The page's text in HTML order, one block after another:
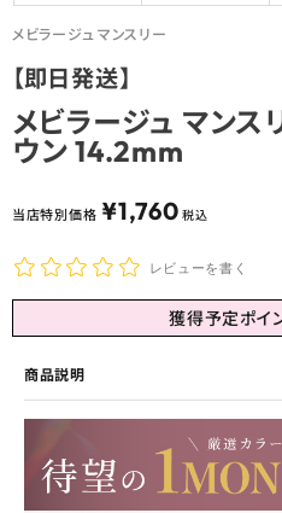
メビラージュ マンスリー
【即日発送】
メビラージュ マンス
ウン 14.2mm
当店特別価格 ¥1,760 税込
レビューを書く
獲得予定ポイン
商品説明